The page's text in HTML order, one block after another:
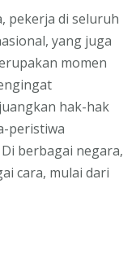
pekerja di seluruh
yang juga
momen
hak-hak
peristiwa
berbagai negara,
cara, mulai dari